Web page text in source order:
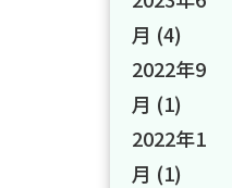
月 (4)
2022年9
月 (1)
2022年1
月 (1)